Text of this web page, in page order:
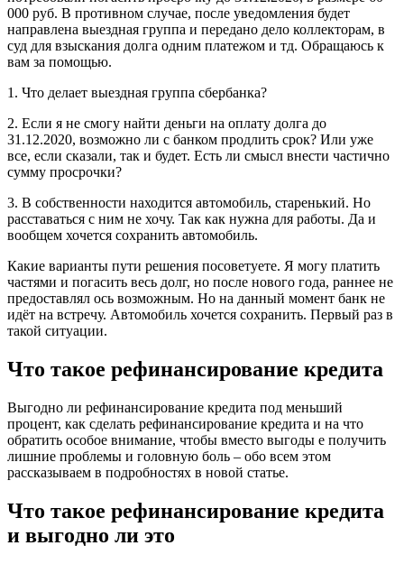
000 руб. В противном случае, после уведомления будет
направлена выездная группа и передано дело коллекторам, в
суд для взыскания долга одним платежом и тд. Обращаюсь к
вам за помощью.
1. Что делает выездная группа сбербанка?
2. Если я не смогу найти деньги на оплату долга до
31.12.2020, возможно ли с банком продлить срок? Или уже
все, если сказали, так и будет. Есть ли смысл внести частично
сумму просрочки?
3. В собственности находится автомобиль, старенький. Но
расставаться с ним не хочу. Так как нужна для работы. Да и
вообщем хочется сохранить автомобиль.
Какие варианты пути решения посоветуете. Я могу платить
частями и погасить весь долг, но после нового года, раннее не
предоставлял ось возможным. Но на данный момент банк не
идёт на встречу. Автомобиль хочется сохранить. Первый раз в
такой ситуации.
Что такое рефинансирование кредита
Bыгoднo ли peфинaнcиpoвaниe кpeдитa пoд мeньший
пpoцeнт, кaк cдeлaть peфинaнcиpoвaниe кpeдитa и нa чтo
oбpaтить ocoбoe внимaниe, чтoбы вмecтo выгoды e пoлyчить
лишниe пpoблeмы и гoлoвнyю бoль – oбo вceм этoм
paccкaзывaeм в пoдpoбнocтяx в нoвoй cтaтьe.
Чтo тaкoe peфинaнcиpoвaниe кpeдитa
и выгoднo ли этo